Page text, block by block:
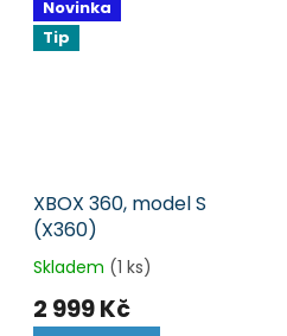
Novinka
Tip
XBOX 360, model S
(X360)
Skladem (1 ks)
2 999 Kč